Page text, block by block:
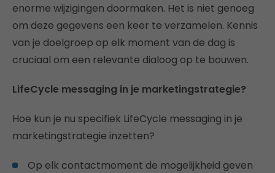
enorme wijzigingen doormaken. Het is niet genoeg
om deze gegevens een keer te verzamelen. Kennis
van je doelgroep op elk moment van de dag is
cruciaal om een relevante dialoog op te bouwen.
LifeCycle messaging in je marketingstrategie?
Hoe kun je nu specifiek LifeCycle messaging in je
marketingstrategie inzetten?
Op elk contactmoment de mogelijkheid geven